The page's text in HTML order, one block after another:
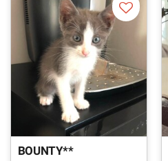
BOUNTY**